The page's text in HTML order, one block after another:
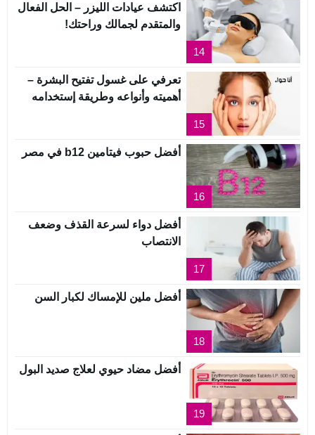
14
اكتشف عيادات الليزر – الحل الفعال
والمتقدم لجمالك وراحتك!
15
تعرفي على غسول تفتيح البشرة –
أهميته وأنواعه وطريقة إستخدامه
16
أفضل حبوب فيتامين b12 في مصر
17
أفضل دواء لسرعة القذف وضعف
الانتصاب
18
أفضل ملين للإمساك لكبار السن
19
أفضل مضاد حيوي لعلاج صديد البول